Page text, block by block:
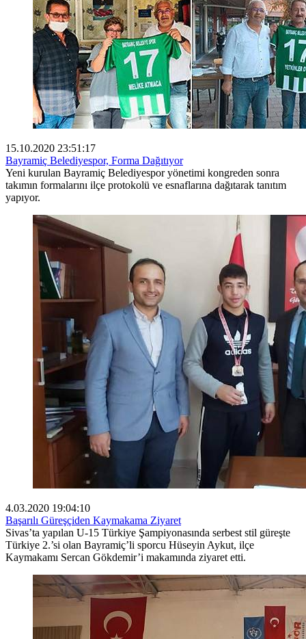
15.10.2020 23:51:17
Bayramiç Belediyespor, Forma Dağıtıyor
Yeni kurulan Bayramiç Belediyespor yönetimi kongreden sonra
takımın formalarını ilçe protokolü ve esnaflarına dağıtarak tanıtım
yapıyor.
4.03.2020 19:04:10
Başarılı Güreşçiden Kaymakama Ziyaret
Sivas’ta yapılan U-15 Türkiye Şampiyonasında serbest stil güreşte
Türkiye 2.’si olan Bayramiç’li sporcu Hüseyin Aykut, ilçe
Kaymakamı Sercan Gökdemir’i makamında ziyaret etti.